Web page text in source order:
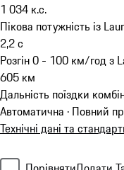
1 034 к.с.
Пікова потужність із
2,2с
Розгін 0 - 100 км/год з
605 км
Дальність поїздки
Автоматична · Повний
Технічні дані та